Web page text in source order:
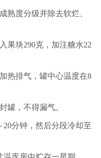
熟度分级并除去软烂、
果块290克，加注糖水22
热排气，罐中心温度在8
罐，不得漏气。
20分钟，然后分段冷却至